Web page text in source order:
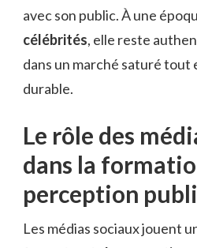
avec son public. À une
célébrités, elle reste
dans un marché saturé tout
durable.
Le rôle des
dans la
perception
Les médias sociaux jouent